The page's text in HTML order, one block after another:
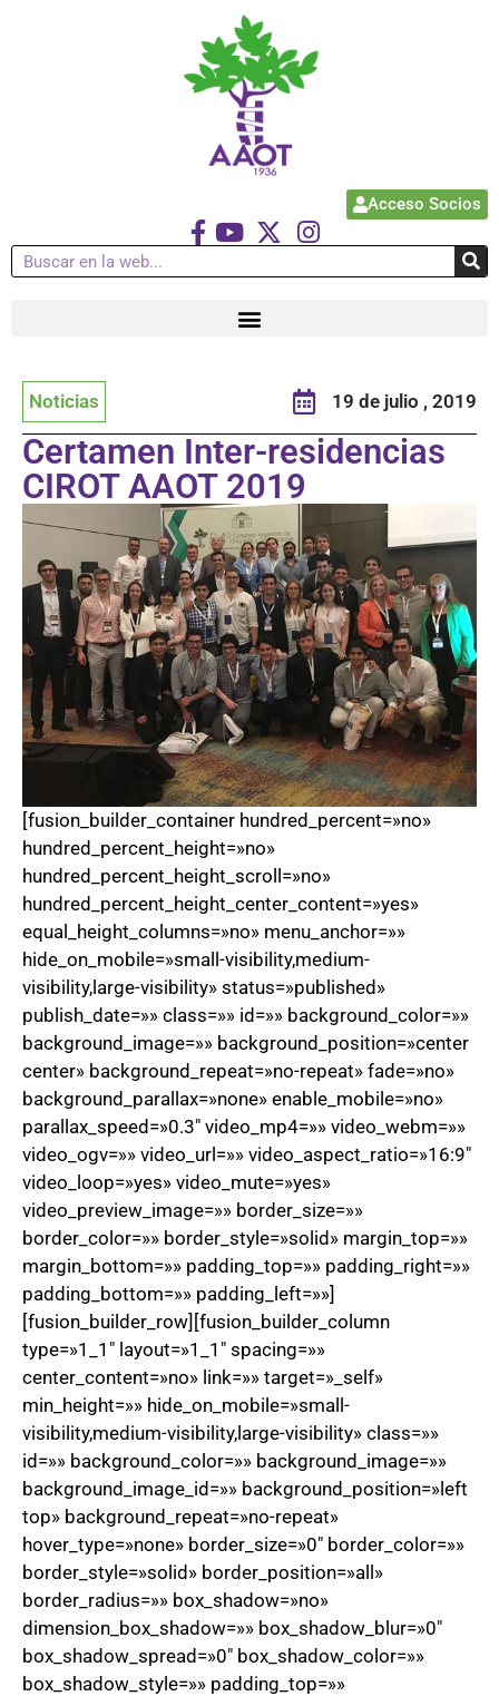
Acceso Socios
Noticias 19 de julio , 2019
Certamen Inter-residencias
CIROT AAOT 2019
[fusion_builder_container hundred_percent=»no»
hundred_percent_height=»no»
hundred_percent_height_scroll=»no»
hundred_percent_height_center_content=»yes»
equal_height_columns=»no» menu_anchor=»»
hide_on_mobile=»small-visibility,medium-
visibility,large-visibility» status=»published»
publish_date=»» class=»» id=»» background_color=»»
background_image=»» background_position=»center
center» background_repeat=»no-repeat» fade=»no»
background_parallax=»none» enable_mobile=»no»
parallax_speed=»0.3″ video_mp4=»» video_webm=»»
video_ogv=»» video_url=»» video_aspect_ratio=»16:9″
video_loop=»yes» video_mute=»yes»
video_preview_image=»» border_size=»»
border_color=»» border_style=»solid» margin_top=»»
margin_bottom=»» padding_top=»» padding_right=»»
padding_bottom=»» padding_left=»»]
[fusion_builder_row][fusion_builder_column
type=»1_1″ layout=»1_1″ spacing=»»
center_content=»no» link=»» target=»_self»
min_height=»» hide_on_mobile=»small-
visibility,medium-visibility,large-visibility» class=»»
id=»» background_color=»» background_image=»»
background_image_id=»» background_position=»left
top» background_repeat=»no-repeat»
hover_type=»none» border_size=»0″ border_color=»»
border_style=»solid» border_position=»all»
border_radius=»» box_shadow=»no»
dimension_box_shadow=»» box_shadow_blur=»0″
box_shadow_spread=»0″ box_shadow_color=»»
box_shadow_style=»» padding_top=»»